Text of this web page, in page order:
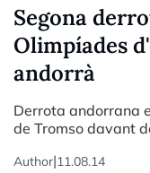
Segona
Olimpíades
andorrà
Derrota andorrana
de Tromso davant
Author|11.08.14